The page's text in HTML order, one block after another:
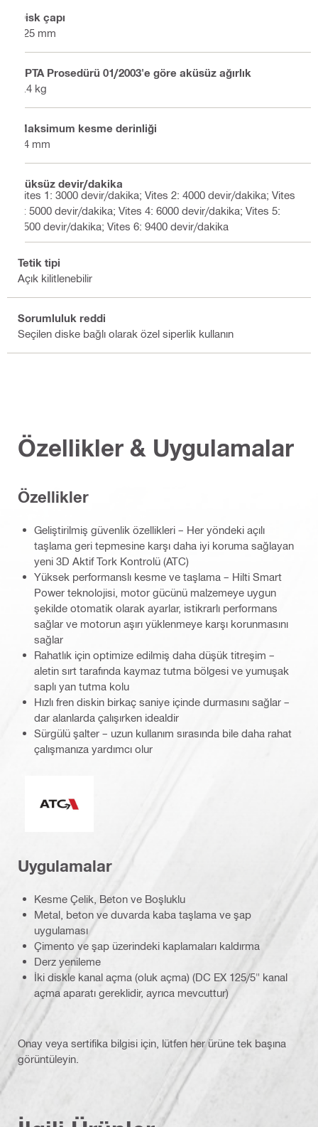
Disk çapı
125 mm
EPTA Prosedürü 01/2003'e göre aküsüz ağırlık
2.4 kg
Maksimum kesme derinliği
34 mm
Yüksüz devir/dakika
Vites 1: 3000 devir/dakika; Vites 2: 4000 devir/dakika; Vites
3: 5000 devir/dakika; Vites 4: 6000 devir/dakika; Vites 5:
7500 devir/dakika; Vites 6: 9400 devir/dakika
Tetik tipi
Açık kilitlenebilir
Sorumluluk reddi
Seçilen diske bağlı olarak özel siperlik kullanın
Özellikler & Uygulamalar
Özellikler
Geliştirilmiş güvenlik özellikleri – Her yöndeki açılı
taşlama geri tepmesine karşı daha iyi koruma sağlayan
yeni 3D Aktif Tork Kontrolü (ATC)
Yüksek performanslı kesme ve taşlama – Hilti Smart
Power teknolojisi, motor gücünü malzemeye uygun
şekilde otomatik olarak ayarlar, istikrarlı performans
sağlar ve motorun aşırı yüklenmeye karşı korunmasını
sağlar
Rahatlık için optimize edilmiş daha düşük titreşim –
aletin sırt tarafında kaymaz tutma bölgesi ve yumuşak
saplı yan tutma kolu
Hızlı fren diskin birkaç saniye içinde durmasını sağlar –
dar alanlarda çalışırken idealdir
Sürgülü şalter – uzun kullanım sırasında bile daha rahat
çalışmanıza yardımcı olur
Uygulamalar
Kesme Çelik, Beton ve Boşluklu
Metal, beton ve duvarda kaba taşlama ve şap
uygulaması
Çimento ve şap üzerindeki kaplamaları kaldırma
Derz yenileme
İki diskle kanal açma (oluk açma) (DC EX 125/5" kanal
açma aparatı gereklidir, ayrıca mevcuttur)
Onay veya sertifika bilgisi için, lütfen her ürüne tek başına
görüntüleyin.